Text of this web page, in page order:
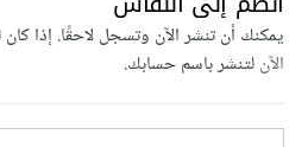
يمكنك أن تنشر الآن وتسجل لاحقًا. إذا
الآنلتنشر باسم حسابك.